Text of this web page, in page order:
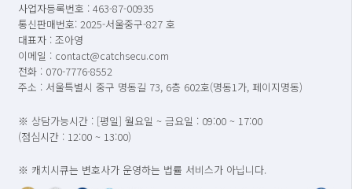
사업자등록번호 : 463-87-00935
통신판매번호: 2025-서울중구-827 호
대표자 : 조아영
이메일 : contact@catchsecu.com
전화 : 070-7776-8552
주소 : 서울특별시 중구 명동길 73, 6층 602호(명동1가, 페이지명동)
※ 상담가능시간 : [평일] 월요일 ~ 금요일 : 09:00 ~ 17:00
(점심시간 : 12:00 ~ 13:00)
※ 캐치시큐는 변호사가 운영하는 법률 서비스가 아닙니다.